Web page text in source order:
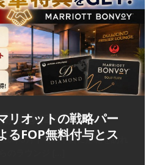
リオットの戦略パー
るFOP無料付与とス
空港 (2026/05)
年5月下旬の平日に那覇を訪れ
のラウンジ
Lounge スワ
港国内線ラウンジ
国際線ファースト
01)
年1月、毎年恒例の新年の羽田
イズ スワンナプー
ラウンジ (2026/01)
年1月上旬にバンコク経由でチ